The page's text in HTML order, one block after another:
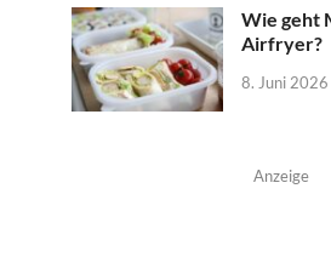
Wie geht
Airfryer?
8. Juni 2026
Anzeige